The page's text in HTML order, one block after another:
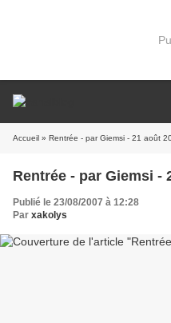
Accueil » Rentrée - par Giemsi - 21 août
Rentrée - par Giemsi -
Publié le 23/08/2007 à 12:28
Par xakolys